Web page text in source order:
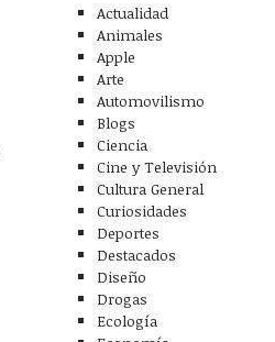
Actualidad
Animales
Apple
Arte
Automovilismo
Blogs
Ciencia
Cine y Televisión
Cultura General
Curiosidades
Deportes
Destacados
Diseño
Drogas
Ecología